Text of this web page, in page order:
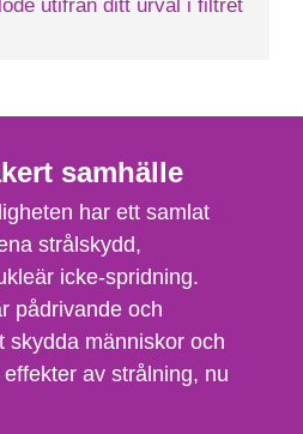
utifrån ditt urval i filtret
samhälle
har ett samlat
strålskydd,
icke-spridning.
pådrivande och
skydda människor och
av strålning, nu